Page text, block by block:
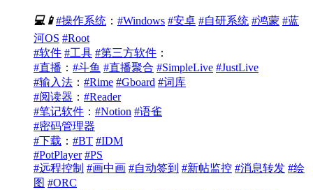
💻📱#操作系统 ： #Windows #安卓 #自研系统 #鸿蒙 #蓝
河OS #Root
#软件 #工具 #第三方软件 ：
#直播 ： #斗鱼 #直播聚合 #SimpleLive #JustLive
#输入法 ： #Rime #Gboard #词库
#阅读器 ： #Reader
#笔记软件 ： #Notion #语雀
#密码管理器
#下载 ： #BT #IDM
#PotPlayer #PS
#远程控制 #画中画 #自动签到 #新帖监控 #消息转发 #绘
图 #ORC